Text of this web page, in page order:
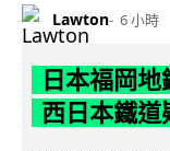
Lawton 6 小時
日本福岡
西日本鐵道